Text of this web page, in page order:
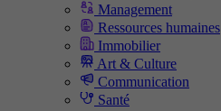
Management
Ressources humaines
Immobilier
Art & Culture
Communication
Santé